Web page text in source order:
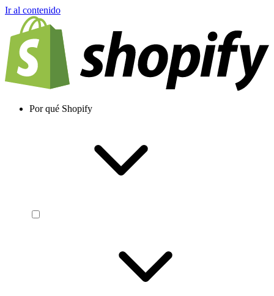
Ir al contenido
Por qué Shopify